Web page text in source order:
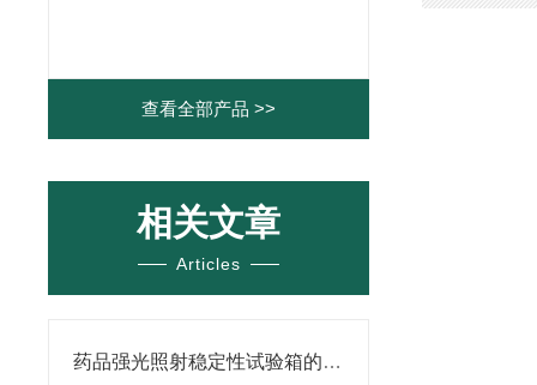
查看全部产品 >>
相关文章
Articles
药品强光照射稳定性试验箱的选购指南